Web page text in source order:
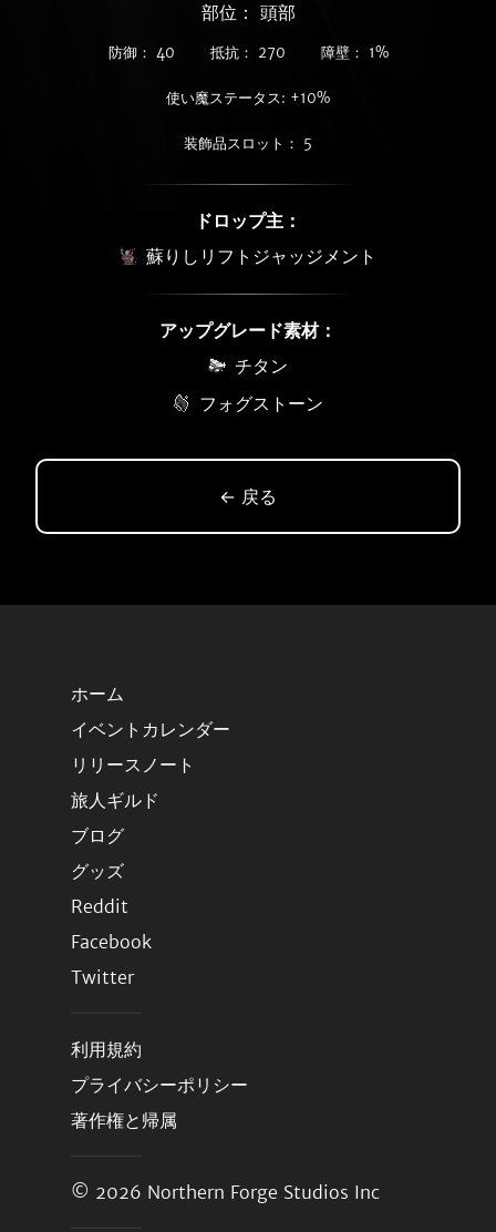
部位： 頭部
防御： 40 抵抗： 270 障壁： 1%
使い魔ステータス: +10%
装飾品スロット： 5
ドロップ主：
蘇りしリフトジャッジメント
アップグレード素材：
チタン
フォグストーン
← 戻る
ホーム
イベントカレンダー
リリースノート
旅人ギルド
ブログ
グッズ
Reddit
Facebook
Twitter
利用規約
プライバシーポリシー
著作権と帰属
© 2026 Northern Forge Studios Inc